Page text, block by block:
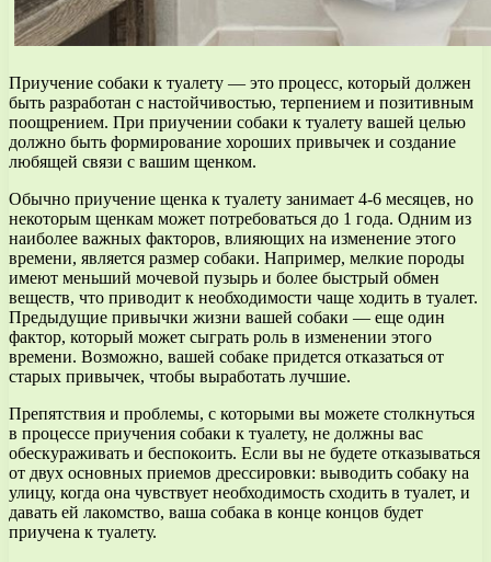
Приучение собаки к туалету — это процесс, который должен
быть разработан с настойчивостью, терпением и позитивным
поощрением. При приучении собаки к туалету вашей целью
должно быть формирование хороших привычек и создание
любящей связи с вашим щенком.
Обычно приучение щенка к туалету занимает 4-6 месяцев, но
некоторым щенкам может потребоваться до 1 года. Одним из
наиболее важных факторов, влияющих на изменение этого
времени, является размер собаки. Например, мелкие породы
имеют меньший мочевой пузырь и более быстрый обмен
веществ, что приводит к необходимости чаще ходить в туалет.
Предыдущие привычки жизни вашей собаки — еще один
фактор, который может сыграть роль в изменении этого
времени. Возможно, вашей собаке придется отказаться от
старых привычек, чтобы выработать лучшие.
Препятствия и проблемы, с которыми вы можете столкнуться
в процессе приучения собаки к туалету, не должны вас
обескураживать и беспокоить. Если вы не будете отказываться
от двух основных приемов дрессировки: выводить собаку на
улицу, когда она чувствует необходимость сходить в туалет, и
давать ей лакомство, ваша собака в конце концов будет
приучена к туалету.